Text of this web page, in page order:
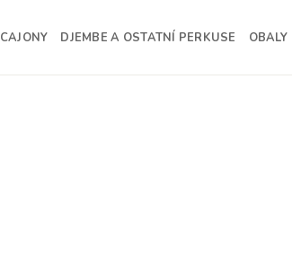
CAJONY DJEMBE A OSTATNÍ PERKUSE OBALY